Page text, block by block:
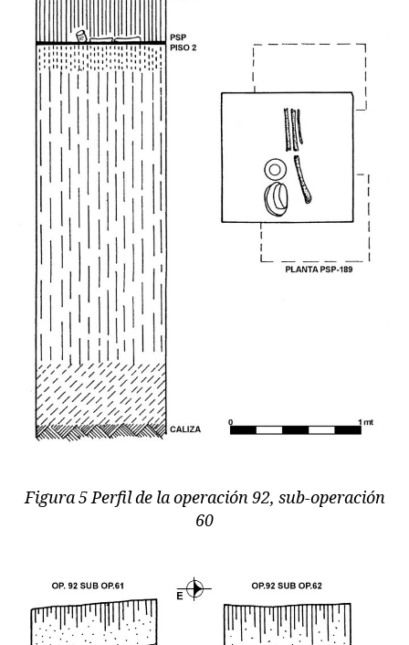
Figura 5 Perfil de la operación 92, sub-operación
60